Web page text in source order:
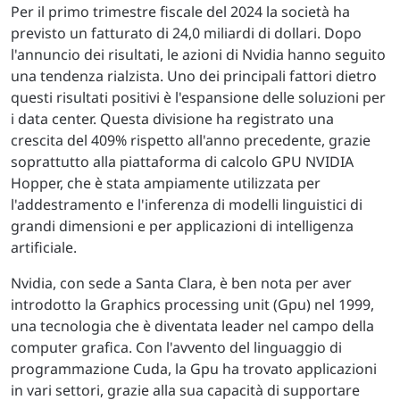
Per il primo trimestre fiscale del 2024 la società ha
previsto un fatturato di 24,0 miliardi di dollari. Dopo
l'annuncio dei risultati, le azioni di Nvidia hanno seguito
una tendenza rialzista. Uno dei principali fattori dietro
questi risultati positivi è l'espansione delle soluzioni per
i data center. Questa divisione ha registrato una
crescita del 409% rispetto all'anno precedente, grazie
soprattutto alla piattaforma di calcolo GPU NVIDIA
Hopper, che è stata ampiamente utilizzata per
l'addestramento e l'inferenza di modelli linguistici di
grandi dimensioni e per applicazioni di intelligenza
artificiale.
Nvidia, con sede a Santa Clara, è ben nota per aver
introdotto la Graphics processing unit (Gpu) nel 1999,
una tecnologia che è diventata leader nel campo della
computer grafica. Con l'avvento del linguaggio di
programmazione Cuda, la Gpu ha trovato applicazioni
in vari settori, grazie alla sua capacità di supportare